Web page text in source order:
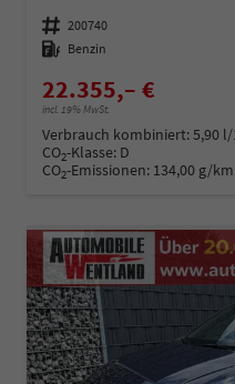
Fahrzeugnummer 200740
Kraftstoff Benzin
22.355,– €
incl. 19% MwSt.
Verbrauch kombiniert:5,90
CO2-Klasse: D
CO2-Emissionen: 134,00 g/km